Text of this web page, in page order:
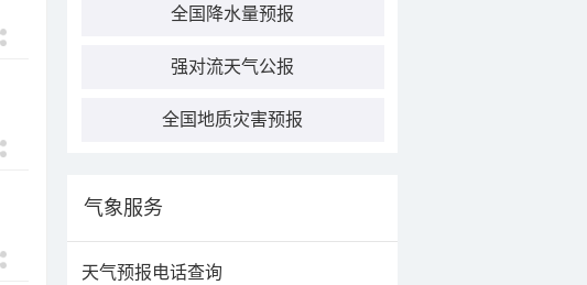
全国降水量预报
强对流天气公报
全国地质灾害预报
气象服务
天气预报电话查询